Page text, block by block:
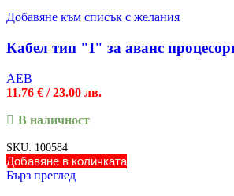
Добавяне към списък с желания
Кабел тип "I" за аванс
AEB
11.76 € / 23.00 лв.
В наличност
SKU: 100584
Добавяне в количката
Бърз преглед